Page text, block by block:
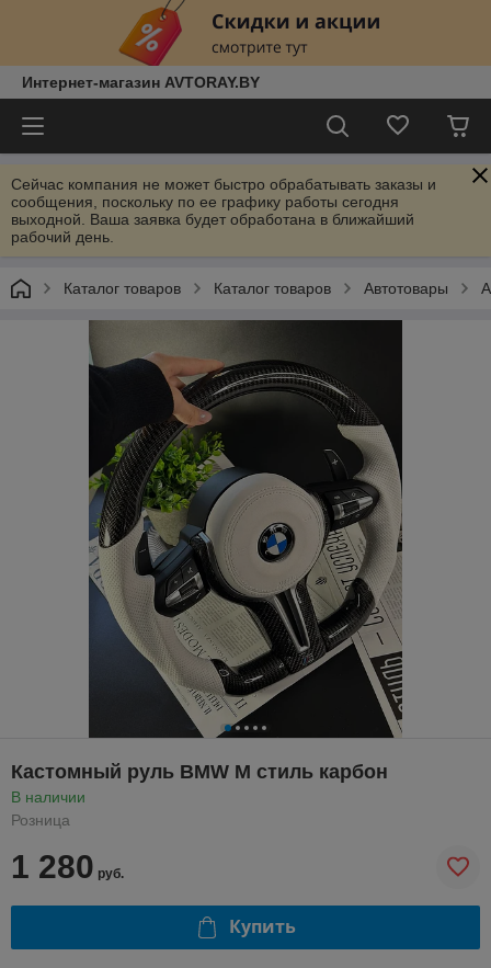
Интернет-магазин AVTORAY.BY
Сейчас компания не может быстро обрабатывать заказы и
сообщения, поскольку по ее графику работы сегодня
выходной. Ваша заявка будет обработана в ближайший
рабочий день.
Каталог товаров Каталог товаров Автотовары
Кастомный руль BMW М стиль карбон
В наличии
Розница
1 280 руб.
Купить